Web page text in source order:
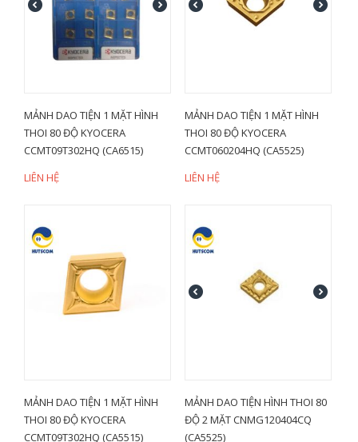
MẢNH DAO TIỆN 1 MẶT HÌNH
THOI 80 ĐỘ KYOCERA
CCMT09T302HQ (CA6515)
LIÊN HỆ
MẢNH DAO TIỆN 1 MẶT HÌNH
THOI 80 ĐỘ KYOCERA
CCMT060204HQ (CA5525)
LIÊN HỆ
MẢNH DAO TIỆN 1 MẶT HÌNH
THOI 80 ĐỘ KYOCERA
CCMT09T302HQ (CA5515)
MẢNH DAO TIỆN HÌNH THOI 80
ĐỘ 2 MẶT CNMG120404CQ
(CA5525)